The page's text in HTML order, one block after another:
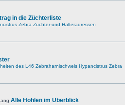
in die Züchterliste
Zebra Züchter-und Halteradressen
des L46 Zebraharnischwels Hypancistrus Zebra
Alle Höhlen im Überblick